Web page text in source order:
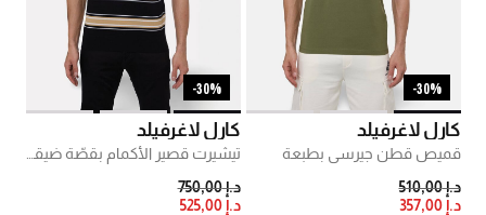
30%-
كارل لاغرفيلد
قميص قطن جيرسي بطبعة
PRICE REDUCED FROM
د.إ 510,00
د.إ 357,00
30%-
كارل لاغرفيلد
PRICE REDUCED FROM
د.إ 750,00
د.إ 525,00